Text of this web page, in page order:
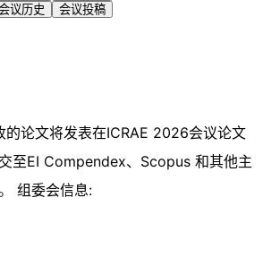
议历史 会议投稿
的论文将发表在ICRAE 2026会议论文
至EI Compendex、Scopus 和其他主
组委会信息: